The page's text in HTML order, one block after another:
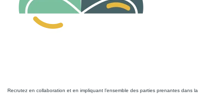
Recrutez en collaboration et en impliquant l’ensemble des parties prenantes dans la